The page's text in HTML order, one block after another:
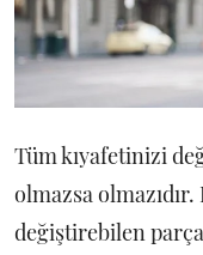
Tüm kıyafetinizi
olmazsa
değiştirebilen